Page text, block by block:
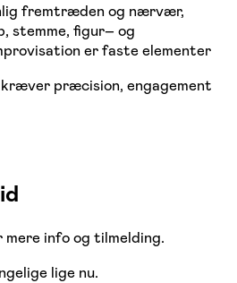
fremtræden og nærvær,
stemme, figur– og
er faste elementer
præcision, engagement
info og tilmelding.
lige nu.